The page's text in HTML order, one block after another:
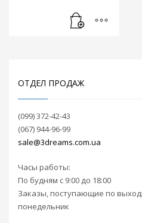
перегрузки и
температур. Также
максимального
А4988 поставляется
сразу в комплекте с
радиатором
платыRAMPS 1.4
Прилагается
инструкция по
подключению.
ОТДЕЛ ПРОДАЖ
(099) 372-42-43
(067) 944-96-99
sale@3dreams.com.ua
Часы работы:
По будням с 9:00 до 18:00
Заказы, поступающие по
понедельник